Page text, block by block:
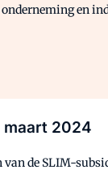
onderneming en
maart 2024
de SLIM-